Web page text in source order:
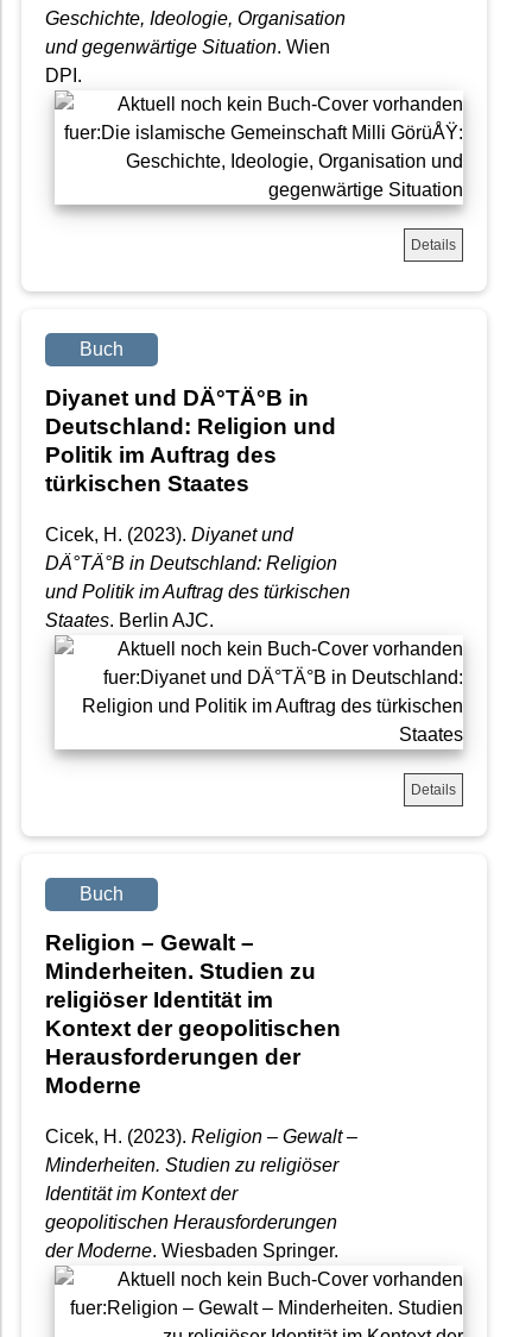
Geschichte, Ideologie, Organisation
und gegenwärtige Situation. Wien
DPI.
Details
Buch
Diyanet und DÄ°TÄ°B in
Deutschland: Religion und
Politik im Auftrag des
türkischen Staates
Cicek, H. (2023). Diyanet und
DÄ°TÄ°B in Deutschland: Religion
und Politik im Auftrag des türkischen
Staates. Berlin AJC.
Details
Buch
Religion – Gewalt –
Minderheiten. Studien zu
religiöser Identität im
Kontext der geopolitischen
Herausforderungen der
Moderne
Cicek, H. (2023). Religion – Gewalt –
Minderheiten. Studien zu religiöser
Identität im Kontext der
geopolitischen Herausforderungen
der Moderne. Wiesbaden Springer.